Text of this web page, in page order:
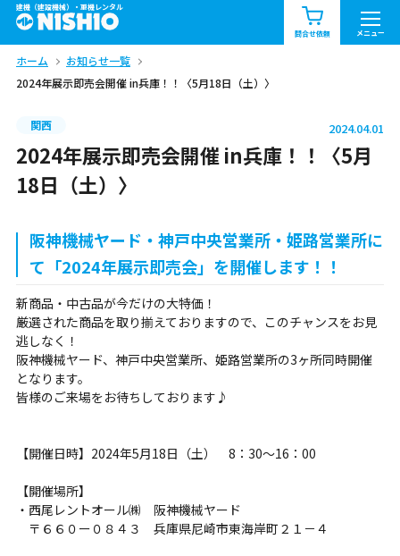
建機（建設機械）・重機レンタル
問合せ依頼 メニュー
商品一覧 お知らせ一覧
問合せ依頼リスト
北海道 東北 関東
中部
九州・沖縄（外部）
ホーム
お知らせ一覧
2024年展示即売会開催 in兵庫！！〈5月18日（土）〉
関西 2024.04.01
2024年展示即売会開催 in兵庫！！〈5月
18日（土）〉
阪神機械ヤード・神戸中央営業所・姫路営業所に
て「2024年展示即売会」を開催します！！
新商品・中古品が今だけの大特価！
厳選された商品を取り揃えておりますので、このチャンスをお見
逃しなく！
阪神機械ヤード、神戸中央営業所、姫路営業所の3ヶ所同時開催
となります。
皆様のご来場をお待ちしております♪
【開催日時】2024年5月18日（土） 8：30～16：00
【開催場所】
・西尾レントオール㈱ 阪神機械ヤード
〒６６０ー０８４３ 兵庫県尼崎市東海岸町２１－４